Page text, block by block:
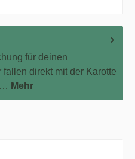
für deinen
direkt mit der Karotte
Mehr